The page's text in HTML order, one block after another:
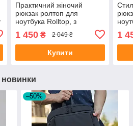
Практичний жіночий
рюкзак ролтоп для
ноутбука Rolltop, з
екошкіри бірюзовий колір
1 450₴ 2 049 ₴
Купити
1
новинки
–50%